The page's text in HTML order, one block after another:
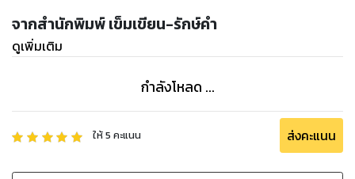
จากสำนักพิมพ์ เข็มเขียน-รักษ์คำ
ดูเพิ่มเติม
กำลังโหลด ...
ให้5 คะแนน ส่งคะแนน